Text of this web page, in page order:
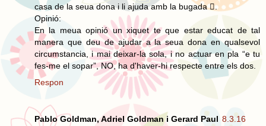
casa de la seua dona i li ajuda amb la bugada .
Opinió:
En la meua opinió un xiquet te que estar educat de tal
manera que deu de ajudar a la seua dona en qualsevol
circumstancia, i mai deixar-la sola, i no actuar en pla “e tu
fes-me el sopar”, NO, ha d'haver-hi respecte entre els dos.
Respon
Pablo Goldman, Adriel Goldman i Gerard Paul 8.3.16